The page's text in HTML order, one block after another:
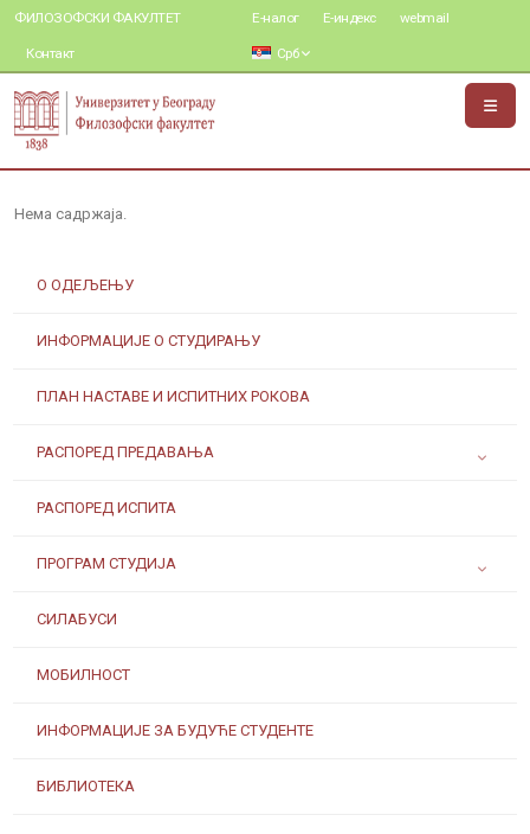
ФИЛОЗОФСКИ ФАКУЛТЕТ
Контакт
Е-налог Е-индекс webmail
Срб
О ОДЕЉЕЊУ
ИНФОРМАЦИЈЕ О СТУДИРАЊУ
ПЛАН НАСТАВЕ И ИСПИТНИХ РОКОВА
РАСПОРЕД ПРЕДАВАЊА
РАСПОРЕД ИСПИТА
ПРОГРАМ СТУДИЈА
СИЛАБУСИ
МОБИЛНОСТ
ИНФОРМАЦИЈЕ ЗА БУДУЋЕ СТУДЕНТЕ
БИБЛИОТЕКА
Нема садржаја.